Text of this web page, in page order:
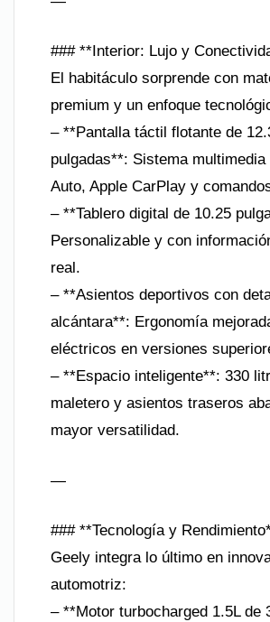
### **Interior: Lujo y
El habitáculo sorprende con
premium y un enfoque
– **Pantalla táctil flotante de
pulgadas**: Sistema multimedia
Auto, Apple CarPlay y
– **Tablero digital de 10.25
Personalizable y con
real.
– **Asientos deportivos con
alcántara**: Ergonomía
eléctricos en versiones
– **Espacio inteligente**: 330
maletero y asientos traseros
mayor versatilidad.
—
### **Tecnología y
Geely integra lo último en
automotriz:
– **Motor turbocharged 1.5L de